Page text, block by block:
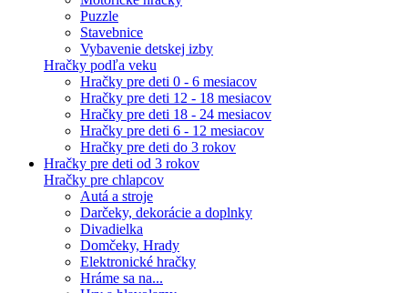
Puzzle
Stavebnice
Vybavenie detskej izby
Hračky podľa veku
Hračky pre deti 0 - 6 mesiacov
Hračky pre deti 12 - 18 mesiacov
Hračky pre deti 18 - 24 mesiacov
Hračky pre deti 6 - 12 mesiacov
Hračky pre deti do 3 rokov
Hračky pre deti od 3 rokov
Hračky pre chlapcov
Autá a stroje
Darčeky, dekorácie a doplnky
Divadielka
Domčeky, Hrady
Elektronické hračky
Hráme sa na...